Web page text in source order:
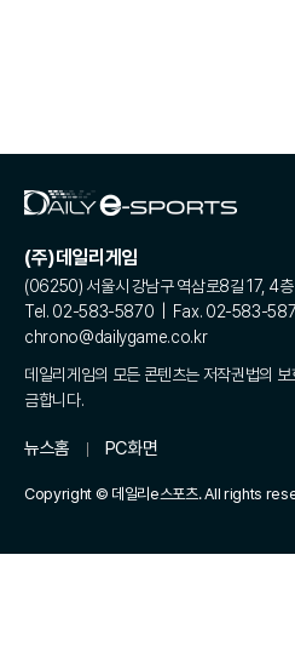
(주)데일리게임
(06250) 서울시 강남구 역삼로8길 17, 4층
Tel. 02-583-5870 | Fax. 02-583-
chrono@dailygame.co.kr
데일리게임의 모든 콘텐츠는 저작권법의
금합니다.
뉴스홈 PC화면
Copyright © 데일리e스포츠. All rights